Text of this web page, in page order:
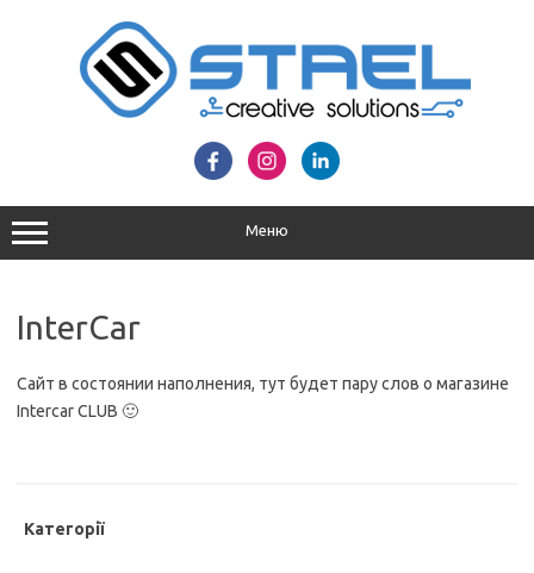
Меню
InterCar
Сайт в состоянии наполнения, тут будет пару слов о магазине
Intercar CLUB 🙂
Категорії